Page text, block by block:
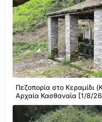
Πεζοπορία στο Κεραμίδι
Αρχαία Κασθαναία [1/8/